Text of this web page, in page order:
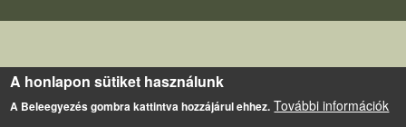
A honlapon sütiket használunk
A Beleegyezés gombra kattintva hozzájárul ehhez. További információk